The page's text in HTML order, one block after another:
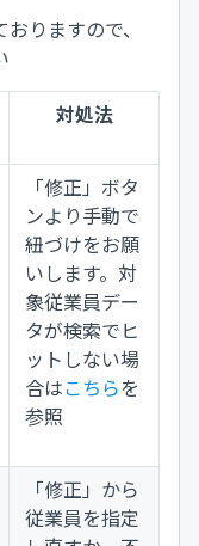
りますので、
対処法
「修正」ボタ
ンより手動で
紐づけをお願
いします。対
象従業員デー
タが検索でヒ
ットしない場
合はこちらを
参照
「修正」から
従業員を指定